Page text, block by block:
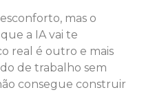
mas o
a IA vai te
real é outro e mais
de trabalho sem
consegue construir